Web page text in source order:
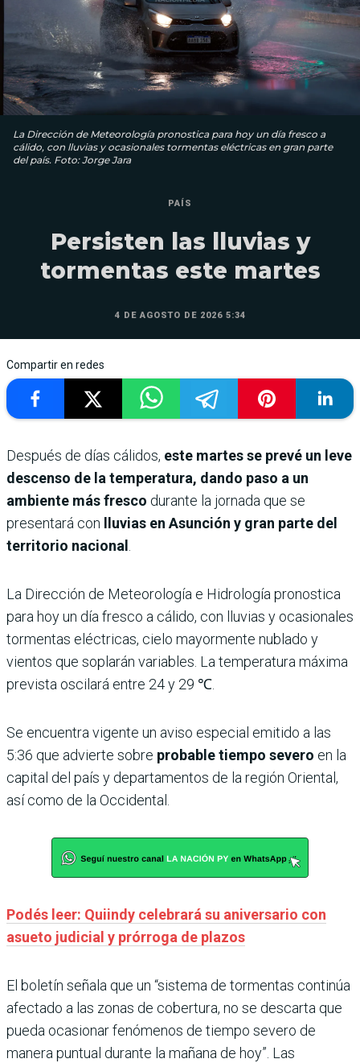
La Dirección de Meteorología pronostica para hoy un día fresco a
cálido, con lluvias y ocasionales tormentas eléctricas en gran parte
del país. Foto: Jorge Jara
PAÍS
Persisten las lluvias y
tormentas este martes
4 DE AGOSTO DE 2026 5:34
Compartir en redes
Después de días cálidos, este martes se prevé un leve
descenso de la temperatura, dando paso a un
ambiente más fresco durante la jornada que se
presentará con
lluvias en Asunción y gran parte del
territorio nacional
La Dirección de Meteorología e Hidrología pronostica
para hoy un día fresco a cálido, con lluvias y ocasionales
tormentas eléctricas, cielo mayormente nublado y
vientos que soplarán variables. La temperatura máxima
prevista oscilará entre 24 y 29 ℃.
Se encuentra vigente un aviso especial emitido a las
5:36 que advierte sobre probable tiempo severo en la
capital del país y departamentos de la región Oriental,
así como de la Occidental.
Podés leer: Quiindy celebrará su aniversario con
asueto judicial y prórroga de plazos
El boletín señala que un “sistema de tormentas continúa
afectado a las zonas de cobertura, no se descarta que
pueda ocasionar fenómenos de tiempo severo de
manera puntual durante la mañana de hoy”. Las